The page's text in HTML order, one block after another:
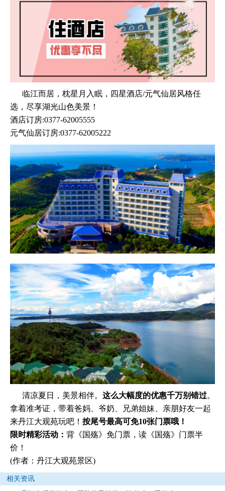
临江而居，枕星月入眠，四星酒店/元气仙居风格任
选，尽享湖光山色美景！
酒店订房:0377-62005555
元气仙居订房:0377-62005222
清凉夏日，美景相伴。 这么大幅度的优惠千万别错过。
拿着准考证，带着爸妈、爷奶、兄弟姐妹、亲朋好友一起
来丹江大观苑玩吧！ 按尾号最高可免10张门票哦！
限时精彩活动： 背《国殇》免门票，读《国殇》门票半
价！
(作者：丹江大观苑景区)
相关资讯